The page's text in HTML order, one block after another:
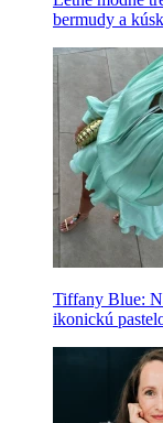
bermudy a
Tiffany Blue:
ikonickú